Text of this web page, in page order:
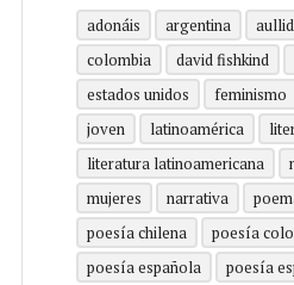
adonáis argentina
colombia
david fishkind
estados unidos
feminismo
joven
latinoamérica
literatura latinoamericana
mujeres
narrativa
poesía chilena
poesía
poesía española
poesía